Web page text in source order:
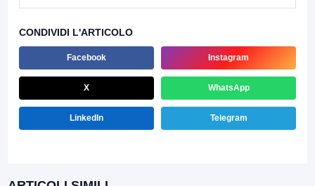
CONDIVIDI L'ARTICOLO
Facebook Instagram
X WhatsApp
LinkedIn Telegram